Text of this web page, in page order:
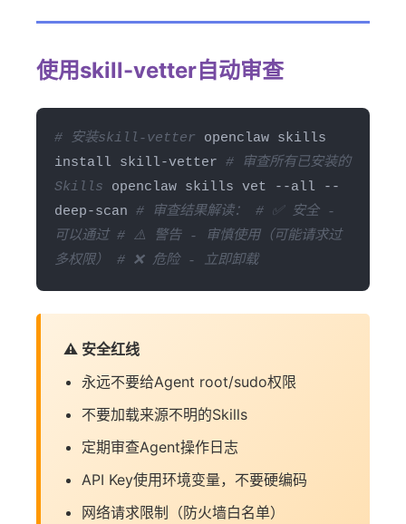
使用skill-vetter自动审查
# 安装skill-vetter openclaw skills
install skill-vetter # 审查所有已安装的
Skills openclaw skills vet --all --
deep-scan # 审查结果解读：
# ✅ 安全 -
可以通过 # ⚠️ 警告 - 审慎使用（可能请求过
多权限）
# ❌ 危险 - 立即卸载
⚠️ 安全红线
永远不要给Agent root/sudo权限
不要加载来源不明的Skills
定期审查Agent操作日志
API Key使用环境变量，不要硬编码
网络请求限制（防火墙白名单）